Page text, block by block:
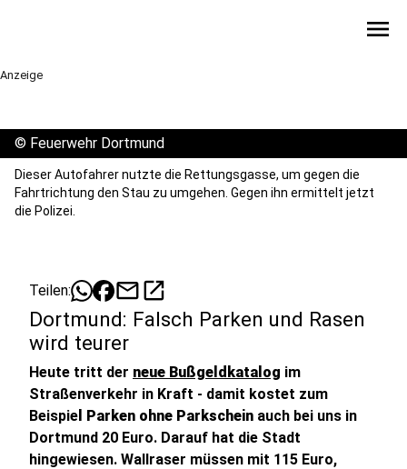
menu
Anzeige
© Feuerwehr Dortmund
Dieser Autofahrer nutzte die Rettungsgasse, um gegen die
Fahrtrichtung den Stau zu umgehen. Gegen ihn ermittelt jetzt
die Polizei.
Teilen: mailopen_in_new
Dortmund: Falsch Parken und Rasen
wird teurer
Heute tritt der neue Bußgeldkatalog im
Straßenverkehr in Kraft - damit kostet zum
Beispie l Parken ohne Parkschein auch bei uns in
Dortmund 20 Euro. Darauf hat die Stadt
hingewiesen. Wallraser müssen mit 115 Euro,